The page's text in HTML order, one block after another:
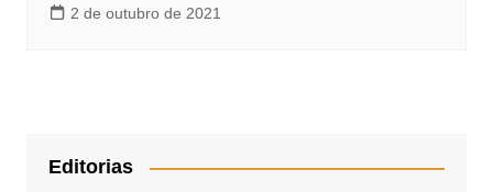
2 de outubro de 2021
Editorias